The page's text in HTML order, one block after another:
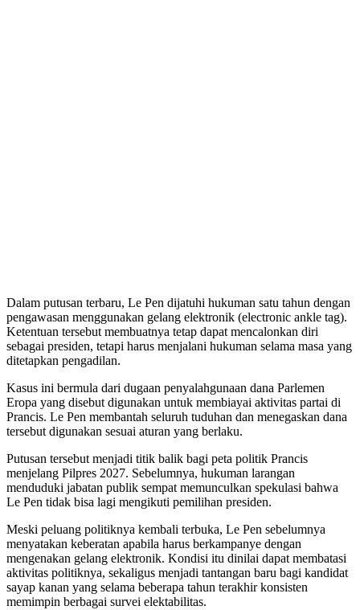
Dalam putusan terbaru, Le Pen dijatuhi hukuman satu tahun dengan
pengawasan menggunakan gelang elektronik (electronic ankle tag).
Ketentuan tersebut membuatnya tetap dapat mencalonkan diri
sebagai presiden, tetapi harus menjalani hukuman selama masa yang
ditetapkan pengadilan.
Kasus ini bermula dari dugaan penyalahgunaan dana Parlemen
Eropa yang disebut digunakan untuk membiayai aktivitas partai di
Prancis. Le Pen membantah seluruh tuduhan dan menegaskan dana
tersebut digunakan sesuai aturan yang berlaku.
Putusan tersebut menjadi titik balik bagi peta politik Prancis
menjelang Pilpres 2027. Sebelumnya, hukuman larangan
menduduki jabatan publik sempat memunculkan spekulasi bahwa
Le Pen tidak bisa lagi mengikuti pemilihan presiden.
Meski peluang politiknya kembali terbuka, Le Pen sebelumnya
menyatakan keberatan apabila harus berkampanye dengan
mengenakan gelang elektronik. Kondisi itu dinilai dapat membatasi
aktivitas politiknya, sekaligus menjadi tantangan baru bagi kandidat
sayap kanan yang selama beberapa tahun terakhir konsisten
memimpin berbagai survei elektabilitas.